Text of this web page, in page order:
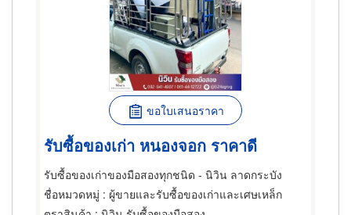
ขอใบเสนอราคา
รับซื้อของเก่า หนองจอก ราคาดี
รับซื้อของเก่าของมือสองทุกชนิด - นิวิน ลาดกระบัง
ชื่อหมวดหมู่ : ผู้ขายและรับซื้อของเก่าและเศษเหล็ก